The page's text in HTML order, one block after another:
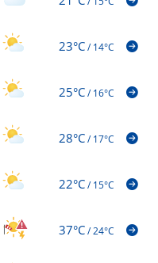
23°C/14°C
25°C/16°C
28°C/17°C
22°C/15°C
37°C/24°C